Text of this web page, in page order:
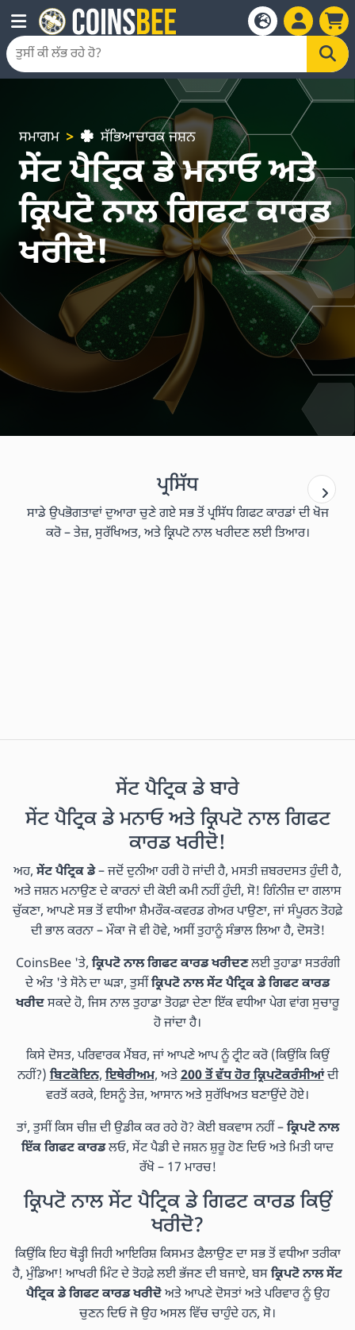
ਸਮਾਗਮ ਸੱਭਿਆਚਾਰਕ ਜਸ਼ਨ
ਸੇਂਟ ਪੈਟ੍ਰਿਕ ਡੇ ਮਨਾਓ ਅਤੇ
ਕ੍ਰਿਪਟੋ ਨਾਲ ਗਿਫਟ ਕਾਰਡ
ਖਰੀਦੋ!
ਪ੍ਰਸਿੱਧ
ਸਾਡੇ ਉਪਭੋਗਤਾਵਾਂ ਦੁਆਰਾ ਚੁਣੇ ਗਏ ਸਭ ਤੋਂ ਪ੍ਰਸਿੱਧ ਗਿਫਟ ਕਾਰਡਾਂ ਦੀ ਖੋਜ
ਕਰੋ – ਤੇਜ਼, ਸੁਰੱਖਿਅਤ, ਅਤੇ ਕ੍ਰਿਪਟੋ ਨਾਲ ਖਰੀਦਣ ਲਈ ਤਿਆਰ।
ਸੇਂਟ ਪੈਟ੍ਰਿਕ ਡੇ ਬਾਰੇ
ਸੇਂਟ ਪੈਟ੍ਰਿਕ ਡੇ ਮਨਾਓ ਅਤੇ ਕ੍ਰਿਪਟੋ ਨਾਲ ਗਿਫਟ
ਕਾਰਡ ਖਰੀਦੋ!
ਅਹ, ਸੇਂਟ ਪੈਟ੍ਰਿਕ ਡੇ– ਜਦੋਂ ਦੁਨੀਆ ਹਰੀ ਹੋ ਜਾਂਦੀ ਹੈ, ਮਸਤੀ ਜ਼ਬਰਦਸਤ ਹੁੰਦੀ ਹੈ,
ਅਤੇ ਜਸ਼ਨ ਮਨਾਉਣ ਦੇ ਕਾਰਨਾਂ ਦੀ ਕੋਈ ਕਮੀ ਨਹੀਂ ਹੁੰਦੀ, ਸੋ! ਗਿੰਨੀਜ਼ ਦਾ ਗਲਾਸ
ਚੁੱਕਣਾ, ਆਪਣੇ ਸਭ ਤੋਂ ਵਧੀਆ ਸ਼ੈਮਰੌਕ-ਕਵਰਡ ਗੇਅਰ ਪਾਉਣਾ, ਜਾਂ ਸੰਪੂਰਨ ਤੋਹਫ਼ੇ
ਦੀ ਭਾਲ ਕਰਨਾ – ਮੌਕਾ ਜੋ ਵੀ ਹੋਵੇ, ਅਸੀਂ ਤੁਹਾਨੂੰ ਸੰਭਾਲ ਲਿਆ ਹੈ, ਦੋਸਤੋ!
CoinsBee 'ਤੇ, ਕ੍ਰਿਪਟੋ ਨਾਲ ਗਿਫਟ ਕਾਰਡ ਖਰੀਦਣਲਈ ਤੁਹਾਡਾ ਸਤਰੰਗੀ
ਦੇ ਅੰਤ 'ਤੇ ਸੋਨੇ ਦਾ ਘੜਾ, ਤੁਸੀਂਕ੍ਰਿਪਟੋ ਨਾਲ ਸੇਂਟ ਪੈਟ੍ਰਿਕ ਡੇ ਗਿਫਟ ਕਾਰਡ
ਖਰੀਦਸਕਦੇ ਹੋ, ਜਿਸ ਨਾਲ ਤੁਹਾਡਾ ਤੋਹਫ਼ਾ ਦੇਣਾ ਇੱਕ ਵਧੀਆ ਪੇਗ ਵਾਂਗ ਸੁਚਾਰੂ
ਹੋ ਜਾਂਦਾ ਹੈ।
ਕਿਸੇ ਦੋਸਤ, ਪਰਿਵਾਰਕ ਮੈਂਬਰ, ਜਾਂ ਆਪਣੇ ਆਪ ਨੂੰ ਟ੍ਰੀਟ ਕਰੋ (ਕਿਉਂਕਿ ਕਿਉਂ
ਨਹੀਂ?)ਬਿਟਕੋਇਨ,ਇਥੇਰੀਅਮ, ਅਤੇ200 ਤੋਂ ਵੱਧ ਹੋਰ ਕ੍ਰਿਪਟੋਕਰੰਸੀਆਂਦੀ
ਵਰਤੋਂ ਕਰਕੇ, ਇਸਨੂੰ ਤੇਜ਼, ਆਸਾਨ ਅਤੇ ਸੁਰੱਖਿਅਤ ਬਣਾਉਂਦੇ ਹੋਏ।
ਤਾਂ, ਤੁਸੀਂ ਕਿਸ ਚੀਜ਼ ਦੀ ਉਡੀਕ ਕਰ ਰਹੇ ਹੋ? ਕੋਈ ਬਕਵਾਸ ਨਹੀਂ –ਕ੍ਰਿਪਟੋ ਨਾਲ
ਇੱਕ ਗਿਫਟ ਕਾਰਡਲਓ, ਸੇਂਟ ਪੈਡੀ ਦੇ ਜਸ਼ਨ ਸ਼ੁਰੂ ਹੋਣ ਦਿਓ ਅਤੇ ਮਿਤੀ ਯਾਦ
ਰੱਖੋ – 17 ਮਾਰਚ!
ਕ੍ਰਿਪਟੋ ਨਾਲ ਸੇਂਟ ਪੈਟ੍ਰਿਕ ਡੇ ਗਿਫਟ ਕਾਰਡ ਕਿਉਂ
ਖਰੀਦੋ?
ਕਿਉਂਕਿ ਇਹ ਥੋੜ੍ਹੀ ਜਿਹੀ ਆਇਰਿਸ਼ ਕਿਸਮਤ ਫੈਲਾਉਣ ਦਾ ਸਭ ਤੋਂ ਵਧੀਆ ਤਰੀਕਾ
ਹੈ, ਮੁੰਡਿਆ! ਆਖਰੀ ਮਿੰਟ ਦੇ ਤੋਹਫ਼ੇ ਲਈ ਭੱਜਣ ਦੀ ਬਜਾਏ, ਬਸਕ੍ਰਿਪਟੋ ਨਾਲ ਸੇਂਟ
ਪੈਟ੍ਰਿਕ ਡੇ ਗਿਫਟ ਕਾਰਡ ਖਰੀਦੋਅਤੇ ਆਪਣੇ ਦੋਸਤਾਂ ਅਤੇ ਪਰਿਵਾਰ ਨੂੰ ਉਹ
ਚੁਣਨ ਦਿਓ ਜੋ ਉਹ ਅਸਲ ਵਿੱਚ ਚਾਹੁੰਦੇ ਹਨ, ਸੋ।